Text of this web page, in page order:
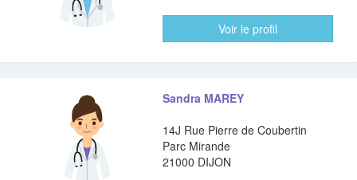
Voir le profil
Sandra MAREY
14J Rue Pierre de Coubertin
Parc Mirande
21000 DIJON